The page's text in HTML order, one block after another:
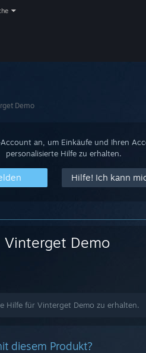
Demo
an, um Einkäufe und Ihren
personalisierte Hilfe zu erhalten.
Hilfe! Ich kann
Vinterget Demo
Hilfe für Vinterget Demo zu erhalten.
diesem Produkt?